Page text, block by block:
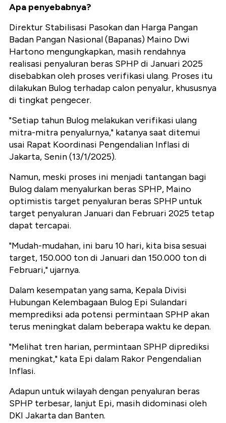
Apa penyebabnya?
Direktur Stabilisasi Pasokan dan Harga Pangan
Badan Pangan Nasional (Bapanas) Maino Dwi
Hartono mengungkapkan, masih rendahnya
realisasi penyaluran beras SPHP di Januari 2025
disebabkan oleh proses verifikasi ulang. Proses itu
dilakukan Bulog terhadap calon penyalur, khususnya
di tingkat pengecer.
"Setiap tahun Bulog melakukan verifikasi ulang
mitra-mitra penyalurnya," katanya saat ditemui
usai Rapat Koordinasi Pengendalian Inflasi di
Jakarta, Senin (13/1/2025).
Namun, meski proses ini menjadi tantangan bagi
Bulog dalam menyalurkan beras SPHP, Maino
optimistis target penyaluran beras SPHP untuk
target penyaluran Januari dan Februari 2025 tetap
dapat tercapai.
"Mudah-mudahan, ini baru 10 hari, kita bisa sesuai
target, 150.000 ton di Januari dan 150.000 ton di
Februari," ujarnya.
Dalam kesempatan yang sama, Kepala Divisi
Hubungan Kelembagaan Bulog Epi Sulandari
memprediksi ada potensi permintaan SPHP akan
terus meningkat dalam beberapa waktu ke depan.
"Melihat tren harian, permintaan SPHP diprediksi
meningkat," kata Epi dalam Rakor Pengendalian
Inflasi.
Adapun untuk wilayah dengan penyaluran beras
SPHP terbesar, lanjut Epi, masih didominasi oleh
DKI Jakarta dan Banten.